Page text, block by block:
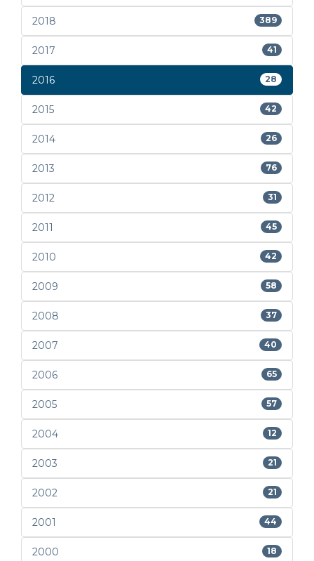
2018 389
2017 41
2016 28
2015 42
2014 26
2013 76
2012 31
2011 45
2010 42
2009 58
2008 37
2007 40
2006 65
2005 57
2004 12
2003 21
2002 21
2001 44
2000 18